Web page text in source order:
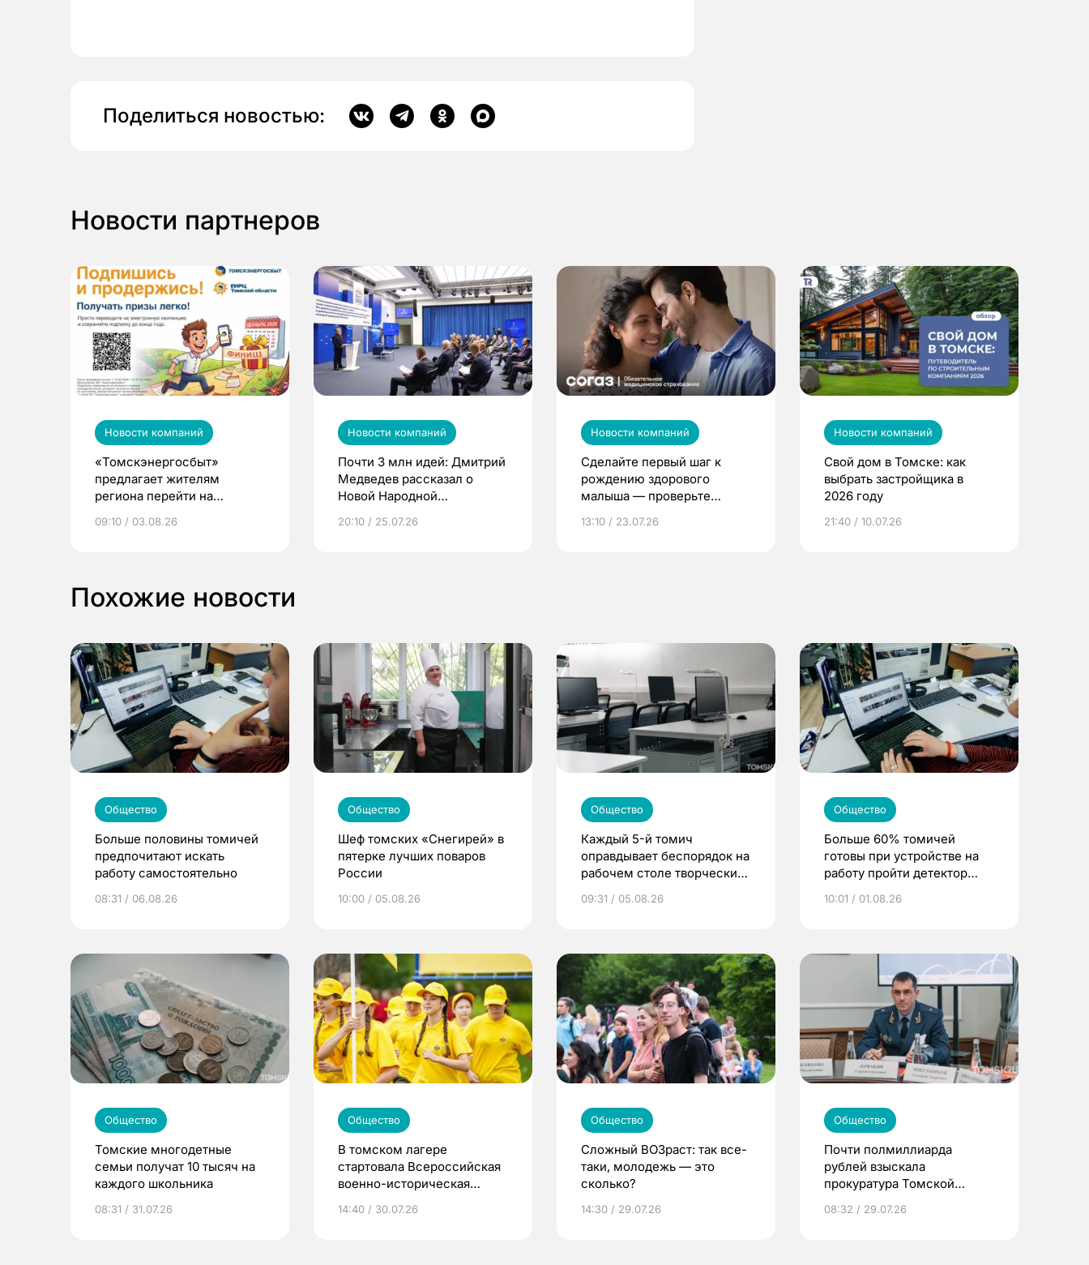
Поделиться новостью:
Новости партнеров
Новости компаний
«Томскэнергосбыт»
предлагает жителям
региона перейти на
выиграть призы
09:10 / 03.08.26
Новости компаний
Почти 3 млн идей: Дмитрий
Медведев рассказал о
Новой Народной
20:10 / 25.07.26
Новости компаний
Сделайте первый шаг к
рождению здорового
малыша — проверьте
по ОМС!
13:10 / 23.07.26
Новости компаний
Свой дом в Томске: как
выбрать застройщика в
2026 году
21:40 / 10.07.26
Похожие новости
Общество
Больше половины томичей
предпочитают искать
работу самостоятельно
08:31 / 06.08.26
Общество
Шеф томских «Снегирей» в
пятерке лучших поваров
России
10:00 / 05.08.26
Общество
Каждый 5-й томич
оправдывает беспорядок на
рабочем столе творческим
09:31 / 05.08.26
Общество
Больше 60% томичей
готовы при устройстве на
работу пройти детектор
10:01 / 01.08.26
Общество
Томские многодетные
семьи получат 10 тысяч на
каждого школьника
08:31 / 31.07.26
Общество
В томском лагере
стартовала Всероссийская
военно-историческая
14:40 / 30.07.26
Общество
Сложный ВОЗраст: так все-
таки, молодежь — это
сколько?
14:30 / 29.07.26
Общество
Почти полмиллиарда
рублей взыскала
прокуратура Томской
08:32 / 29.07.26